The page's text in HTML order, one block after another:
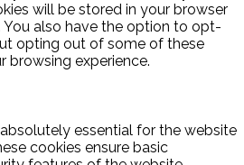
will be stored in your browser
also have the option to opt-
opting out of some of these
browsing experience.
essential for the website
cookies ensure basic